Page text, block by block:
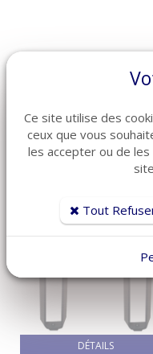
Découvrez également
DÉTAILS
Ce site utilise des
ceux que vous
les accepter ou de
Tout